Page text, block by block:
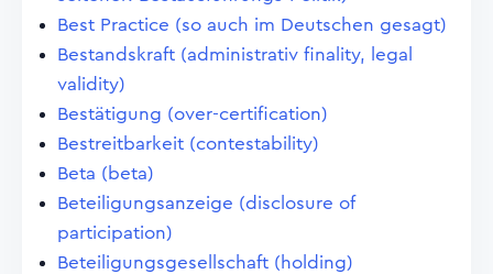
Best Practice (so auch im Deutschen gesagt)
Bestandskraft (administrativ finality, legal
validity)
Bestätigung (over-certification)
Bestreitbarkeit (contestability)
Beta (beta)
Beteiligungsanzeige (disclosure of
participation)
Beteiligungsgesellschaft (holding)